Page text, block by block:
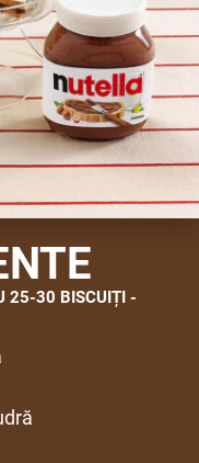
25-30 BISCUIȚI